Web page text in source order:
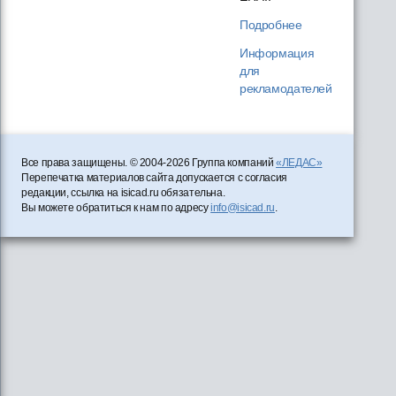
Подробнее
Информация
для
рекламодателей
Все права защищены. © 2004-2026 Группа компаний«ЛЕДАС»
Перепечатка материалов сайта допускается с согласия
редакции, ссылка на isicad.ru обязательна.
Вы можете обратиться к нам по адресуinfo@isicad.ru.